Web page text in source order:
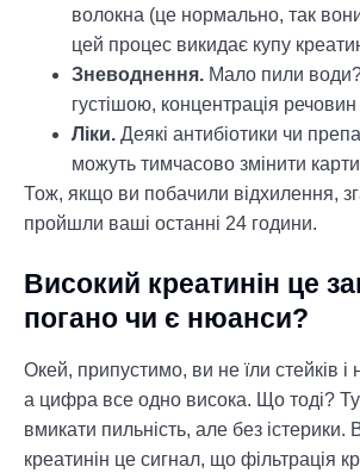
волокна (це нормально, так
цей процес викидає купу
Зневоднення. Мало пили
густішою, концентрація
Ліки. Деякі антибіотики чи
можуть тимчасово змінити
Тож, якщо ви побачили відхилення,
пройшли ваші останні 24 години.
Високий креатинін це
погано чи є нюанси?
Окей, припустимо, ви не їли стейків і
а цифра все одно висока. Що тоді?
вмикати пильність, але без істерики.
креатинін це сигнал, що фільтрація